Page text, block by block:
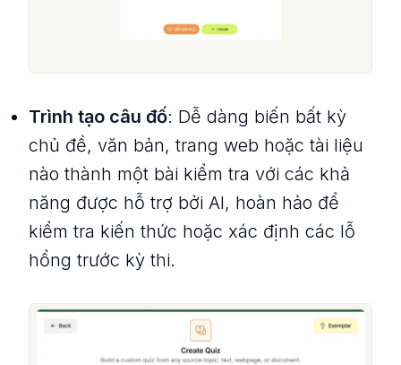
Trình tạo câu đố: Dễ dàng biến bất kỳ
chủ đề, văn bản, trang web hoặc tài liệu
nào thành một bài kiểm tra với các khả
năng được hỗ trợ bởi AI, hoàn hảo để
kiểm tra kiến thức hoặc xác định các lỗ
hổng trước kỳ thi.